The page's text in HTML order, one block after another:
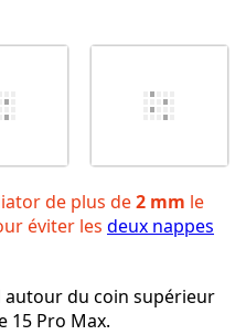
de plus de2 mm le
éviter les deux nappes
du coin supérieur
15 Pro Max.